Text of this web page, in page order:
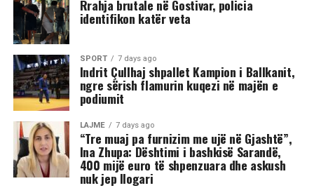
shihet se sulmi ka vazhduar me goditje të shumta ndaj
trupit të tij, gjë që ka shkaktuar reagime dhe dënime të
ashpra në rrjetet sociale.(INA)
Rrahja brutale në Gostivar, policia
identifikon katër veta
SPORT 7 days ago
Indrit Çullhaj shpallet Kampion i Ballkanit,
ngre sërish flamurin kuqezi në majën e
podiumit
LAJME 7 days ago
“Tre muaj pa furnizim me ujë në Gjashtë”,
Ina Zhupa: Dështimi i bashkisë Sarandë,
400 mijë euro të shpenzuara dhe askush
nuk jep llogari